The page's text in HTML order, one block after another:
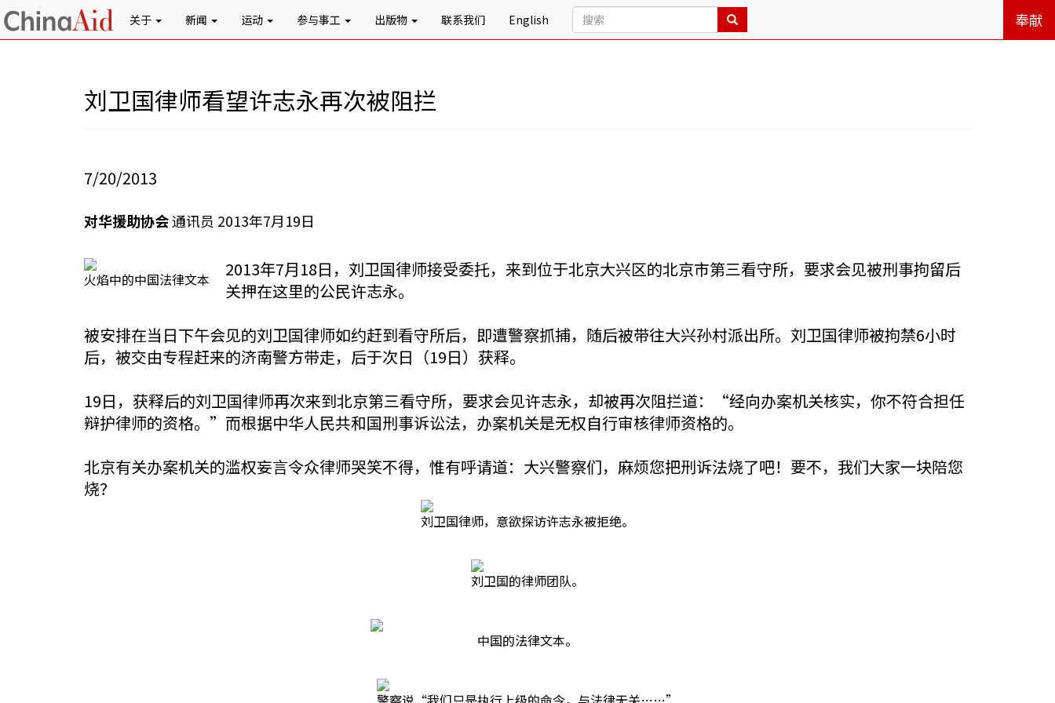
关于 新闻 运动 参与事工 出版物 联系我们 English 奉献
刘卫国律师看望许志永再次被阻拦
7/20/2013
对华援助协会通讯员 2013年7月19日
火焰中的中国法律文本
2013年7月18日，刘卫国律师接受委托，来到位于北京大兴区的北京市第三看守所，要求会见被刑事拘留后
关押在这里的公民许志永。
被安排在当日下午会见的刘卫国律师如约赶到看守所后，即遭警察抓捕，随后被带往大兴孙村派出所。刘卫国律师被拘禁6小时
后，被交由专程赶来的济南警方带走，后于次日（19日）获释。
19日，获释后的刘卫国律师再次来到北京第三看守所，要求会见许志永，却被再次阻拦道：“经向办案机关核实，你不符合担任
辩护律师的资格。”而根据中华人民共和国刑事诉讼法，办案机关是无权自行审核律师资格的。
北京有关办案机关的滥权妄言令众律师哭笑不得，惟有呼请道：大兴警察们，麻烦您把刑诉法烧了吧！要不，我们大家一块陪您
烧？
刘卫国律师，意欲探访许志永被拒绝。
刘卫国的律师团队。
中国的法律文本。